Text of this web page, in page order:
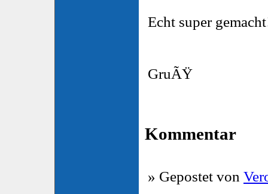
Echt super
GruÃŸ
Kommentar
» Gepostet von